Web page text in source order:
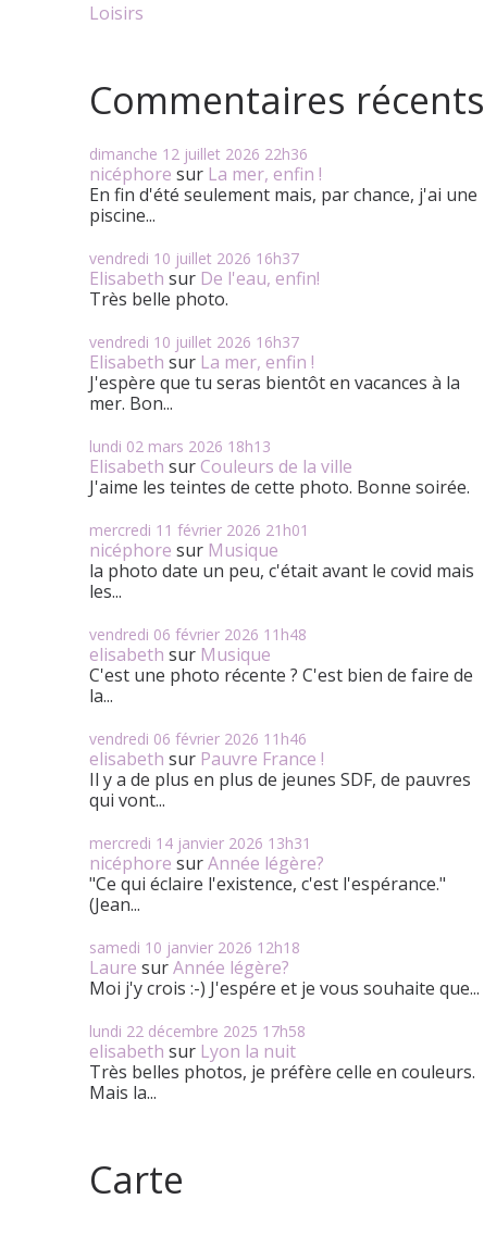
Loisirs
Commentaires récents
dimanche 12 juillet 2026 22h36
nicéphore sur La mer, enfin !
En fin d'été seulement mais, par chance, j'ai une
piscine...
vendredi 10 juillet 2026 16h37
Elisabeth sur De l'eau, enfin!
Très belle photo.
vendredi 10 juillet 2026 16h37
Elisabeth sur La mer, enfin !
J'espère que tu seras bientôt en vacances à la
mer. Bon...
lundi 02 mars 2026 18h13
Elisabeth sur Couleurs de la ville
J'aime les teintes de cette photo. Bonne soirée.
mercredi 11 février 2026 21h01
nicéphore sur Musique
la photo date un peu, c'était avant le covid mais
les...
vendredi 06 février 2026 11h48
elisabeth sur Musique
C'est une photo récente ? C'est bien de faire de
la...
vendredi 06 février 2026 11h46
elisabeth sur Pauvre France !
Il y a de plus en plus de jeunes SDF, de pauvres
qui vont...
mercredi 14 janvier 2026 13h31
nicéphore surAnnée légère?
"Ce qui éclaire l'existence, c'est l'espérance."
(Jean...
samedi 10 janvier 2026 12h18
Laure surAnnée légère?
Moi j'y crois :-) J'espére et je vous souhaite que...
lundi 22 décembre 2025 17h58
elisabeth sur Lyon la nuit
Très belles photos, je préfère celle en couleurs.
Mais la...
Carte